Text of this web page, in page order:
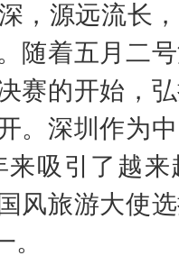
，源远流长
随着五月二
赛的开始，
。深圳作为
来吸引了越
风旅游大使